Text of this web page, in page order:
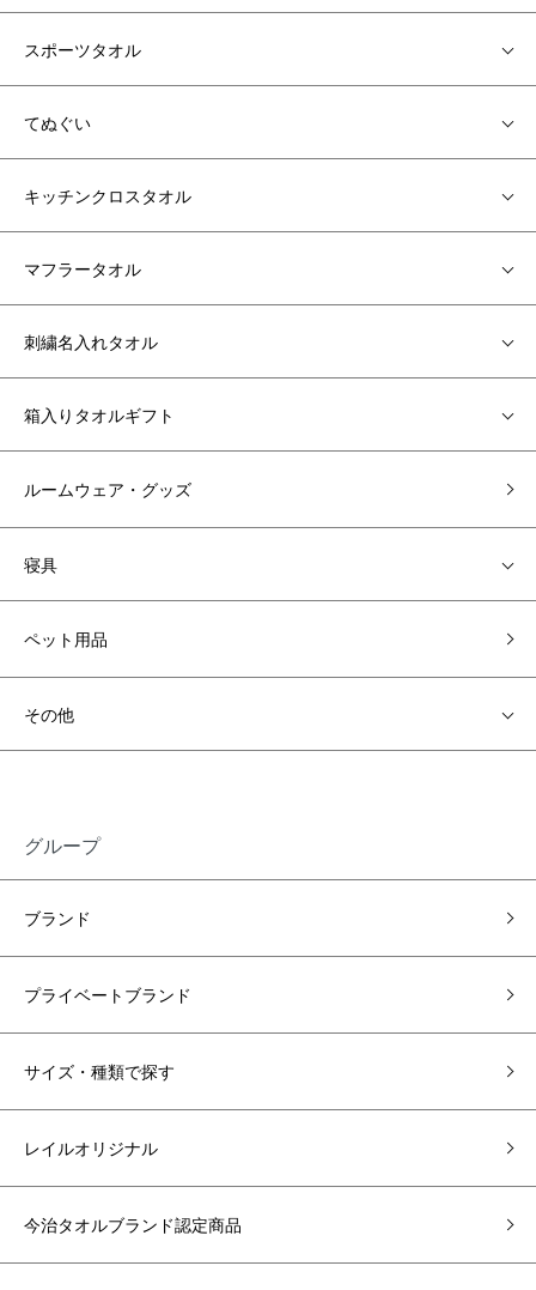
スポーツタオル
てぬぐい
キッチンクロスタオル
マフラータオル
刺繍名入れタオル
箱入りタオルギフト
ルームウェア・グッズ
寝具
ペット用品
その他
グループ
ブランド
プライベートブランド
サイズ・種類で探す
レイルオリジナル
今治タオルブランド認定商品